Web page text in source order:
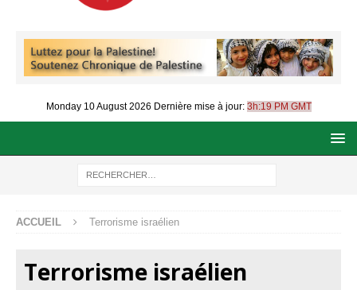
Monday 10 August 2026 Dernière mise à jour: 3h:19 PM GMT
ACCUEIL Terrorisme israélien
Terrorisme israélien